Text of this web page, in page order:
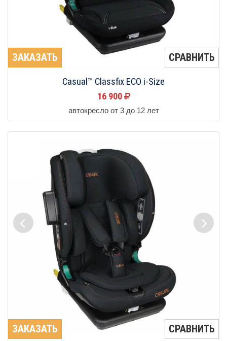
ЗАКАЗАТЬ СРАВНИТЬ
Casual™ Classfix ECO i-Size
16 900
автокресло от 3 до 12 лет
ЗАКАЗАТЬ СРАВНИТЬ